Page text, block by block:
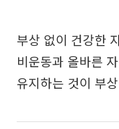
부상 없이 건강한
비운동과 올바른
유지하는 것이 부